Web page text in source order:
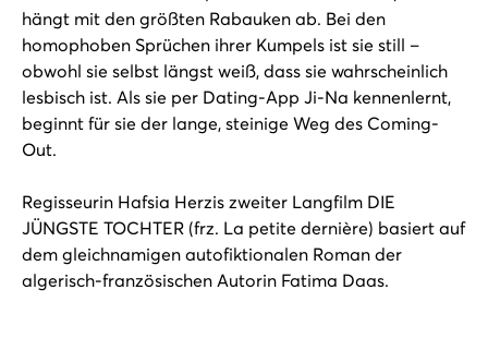
hängt mit den größten Rabauken ab. Bei den
homophoben Sprüchen ihrer Kumpels ist sie still –
obwohl sie selbst längst weiß, dass sie wahrscheinlich
lesbisch ist. Als sie per Dating-App Ji-Na kennenlernt,
beginnt für sie der lange, steinige Weg des Coming-
Out.
Regisseurin Hafsia Herzis zweiter Langfilm DIE
JÜNGSTE TOCHTER (frz. La petite dernière) basiert auf
dem gleichnamigen autofiktionalen Roman der
algerisch-französischen Autorin Fatima Daas.